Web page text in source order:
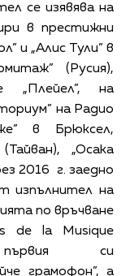
се изявява на
в престижни
и „Алис Тули” в
(Русия),
„Плейел”, на
на Радио
в Брюксел,
„Осака
2016 г. заедно
изпълнител на
по връчване
de la Musique
си
грамофон”, а